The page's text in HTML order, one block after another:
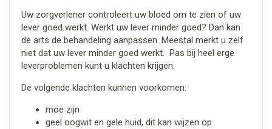
Uw zorgverlener controleert uw bloed om te zien of uw
lever goed werkt. Werkt uw lever minder goed? Dan kan
de arts de behandeling aanpassen. Meestal merkt u zelf
niet dat uw lever minder goed werkt. Pas bij heel erge
leverproblemen kunt u klachten krijgen.
De volgende klachten kunnen voorkomen:
moe zijn
geel oogwit en gele huid, dit kan wijzen op